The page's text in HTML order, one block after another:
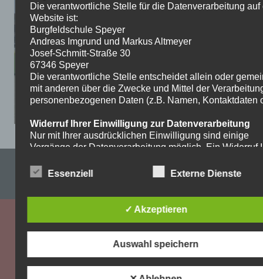
Die verantwortliche Stelle für die Datenverarbeitung auf
Website ist:
Burgfeldschule Speyer
Andreas Imgrund und Markus Altmeyer
Josef-Schmitt-Straße 30
67346 Speyer
Die verantwortliche Stelle entscheidet allein oder
mit anderen über die Zwecke und Mittel der
personenbezogenen Daten (z.B. Namen, Kontaktdaten
Widerruf Ihrer Einwilligung zur Datenverarbeitung
Nur mit Ihrer ausdrücklichen Einwilligung sind einige
Vorgänge der Datenverarbeitung möglich. Ein Widerruf
Widerruf genügt eine formlose Mitteilung per E-Mail. Die
Recht auf Beschwerde bei der zuständigen
Aufsichtsbehörde
Als Betroffener steht Ihnen im Falle eines
der zuständigen Aufsichtsbehörde zu. Zuständige
Aufsichtsbehörde bezüglich datenschutzrechtlicher
Essenziell Externe Dienste
✓ Akzeptieren
Auswahl speichern